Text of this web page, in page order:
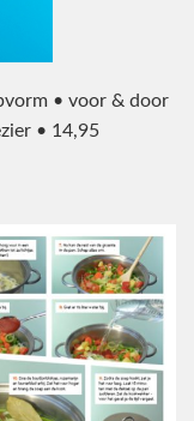
• voor & door
• 14,95